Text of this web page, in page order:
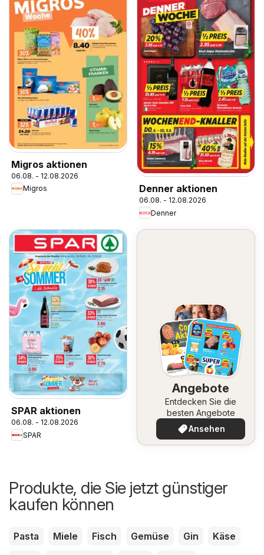
Migros aktionen
06.08. - 12.08.2026
Migros
Denner aktionen
06.08. - 12.08.2026
Denner
SPAR aktionen
06.08. - 12.08.2026
SPAR
Angebote
Entdecken Sie die
besten Angebote
Ansehen
Produkte, die Sie jetzt günstiger
kaufen können
Pasta Miele Fisch Gemüse Gin
Käse